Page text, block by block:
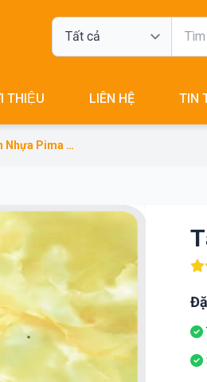
THIỆU LIÊN HỆ TIN
Tấm Ván Nhựa Pima Cẩm Thạch 8822